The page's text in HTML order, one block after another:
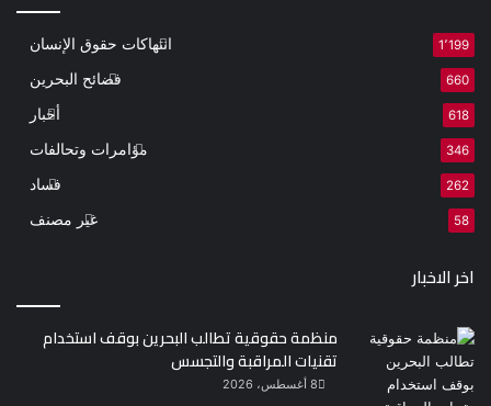
انتهاكات حقوق الإنسان 1٬199
فضائح البحرين 660
أخبار 618
مؤامرات وتحالفات 346
فساد 262
غير مصنف 58
اخر الاخبار
منظمة حقوقية تطالب البحرين بوقف استخدام
تقنيات المراقبة والتجسس
8 أغسطس، 2026